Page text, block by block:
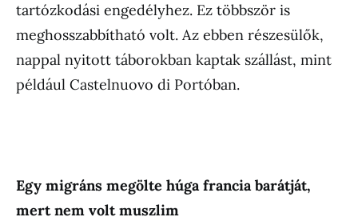
tartózkodási engedélyhez. Ez többször is
meghosszabbítható volt. Az ebben részesülők,
nappal nyitott táborokban kaptak szállást, mint
például Castelnuovo di Portóban.
Egy migráns megölte húga francia barátját,
mert nem volt muszlim